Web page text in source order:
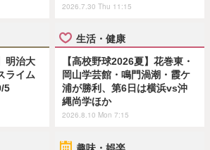
2026.7.30 Thu 11:15
明治大
ライム
5
生活・健康
【高校野球2026夏】花巻東・
岡山学芸館・鳴門渦潮・霞ケ
浦が勝利、第6日は横浜vs沖
縄尚学ほか
2026.8.10 Mon 7:15
趣味・娯楽